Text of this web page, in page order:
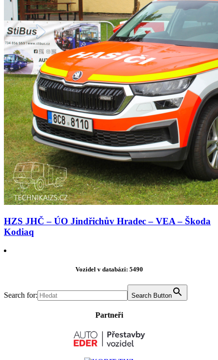
HZS JHČ – ÚO Jindřichův Hradec – VEA – Škoda
Kodiaq
Vozidel v databázi: 5490
Search for: Search Button
Partneři